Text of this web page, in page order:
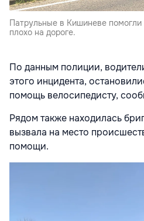
Патрульные в Кишиневе
плохо на дороге.
По данным полиции,
этого инцидента,
помощь велосипедисту,
Рядом также находилась
вызвала на место
помощи.